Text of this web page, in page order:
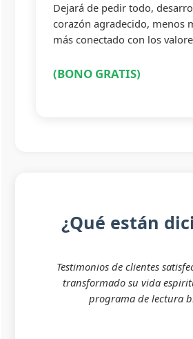
Dejará de pedir todo,
corazón agradecido, menos
más conectado con los
(BONO GRATIS)
¿Qué están
Testimonios de clientes
transformado su vida
programa de lectura